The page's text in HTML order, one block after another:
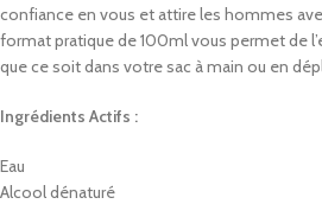
confiance en vous et attire les hommes
format pratique de 100ml vous permet de
que ce soit dans votre sac à main ou en
Ingrédients Actifs :
Eau
Alcool dénaturé